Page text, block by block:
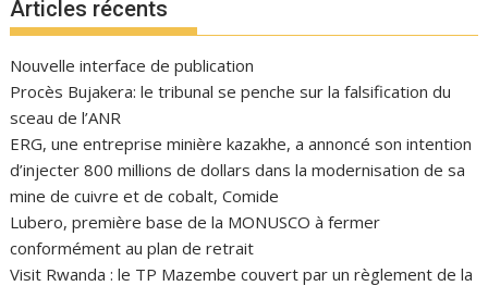
Articles récents
Nouvelle interface de publication
Procès Bujakera: le tribunal se penche sur la falsification du
sceau de l’ANR
ERG, une entreprise minière kazakhe, a annoncé son intention
d’injecter 800 millions de dollars dans la modernisation de sa
mine de cuivre et de cobalt, Comide
Lubero, première base de la MONUSCO à fermer
conformément au plan de retrait
Visit Rwanda : le TP Mazembe couvert par un règlement de la